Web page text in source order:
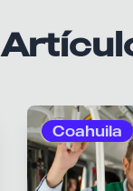
Coahuila